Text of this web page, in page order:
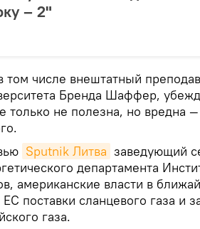
– 2"
числе внештатный
Бренда Шаффер,
только не полезна, но вредна
Sputnik Литва заведующий
департамента
американские власти в
поставки сланцевого газа и
газа.